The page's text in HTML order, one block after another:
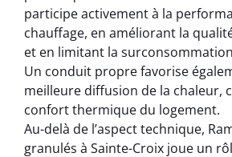
participe activement à la
chauffage, en améliorant la
et en limitant la
Un conduit propre favorise
meilleure diffusion de la chaleur,
confort thermique du logement.
Au-delà de l’aspect technique,
granulés à Sainte-Croix joue un